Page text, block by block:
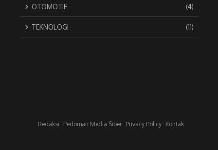
OTOMOTIF (4)
TEKNOLOGI (11)
Redaksi Pedoman Media Siber Privacy Policy Kontak